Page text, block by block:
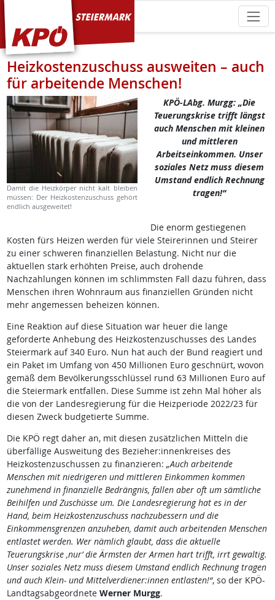
KPÖ Steiermark
Heizkostenzuschuss ausweiten – auch
für arbeitende Menschen!
Damit die Heizkörper nicht kalt bleiben
müssen: Der Heizkostenzuschuss gehört
endlich ausgeweitet!
KPÖ-LAbg. Murgg: „Die
Teuerungskrise trifft längst
auch Menschen mit kleinen
und mittleren
Arbeitseinkommen. Unser
soziales Netz muss diesem
Umstand endlich Rechnung
tragen!“
Die enorm gestiegenen
Kosten fürs Heizen werden für viele Steirerinnen und Steirer
zu einer schweren finanziellen Belastung. Nicht nur die
aktuellen stark erhöhten Preise, auch drohende
Nachzahlungen können im schlimmsten Fall dazu führen, dass
Menschen ihren Wohnraum aus finanziellen Gründen nicht
mehr angemessen beheizen können.
Eine Reaktion auf diese Situation war heuer die lange
geforderte Anhebung des Heizkostenzuschusses des Landes
Steiermark auf 340 Euro. Nun hat auch der Bund reagiert und
ein Paket im Umfang von 450 Millionen Euro geschnürt, wovon
gemäß dem Bevölkerungsschlüssel rund 63 Millionen Euro auf
die Steiermark entfallen. Diese Summe ist zehn Mal höher als
die von der Landesregierung für die Heizperiode 2022/23 für
diesen Zweck budgetierte Summe.
Die KPÖ regt daher an, mit diesen zusätzlichen Mitteln die
überfällige Ausweitung des Bezieher:innenkreises des
Heizkostenzuschussen zu finanzieren: „Auch arbeitende
Menschen mit niedrigeren und mittleren Einkommen kommen
zunehmend in finanzielle Bedrängnis, fallen aber oft um sämtliche
Beihilfen und Zuschüsse um. Die Landesregierung hat es in der
Hand, beim Heizkostenzuschuss nachzubessern und die
Einkommensgrenzen anzuheben, damit auch arbeitenden Menschen
entlastet werden. Wer nämlich glaubt, dass die aktuelle
Teuerungskrise ,nur‘ die Ärmsten der Armen hart trifft, irrt gewaltig.
Unser soziales Netz muss diesem Umstand endlich Rechnung tragen
und auch Klein- und Mittelverdiener:innen entlasten!“, so der KPÖ-
Landtagsabgeordnete Werner Murgg.